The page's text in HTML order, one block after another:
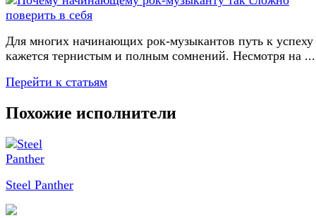
Для многих начинающих рок-музыкантов путь к успеху
кажется тернистым и полным сомнений. Несмотря на ...
Перейти к статьям
Похожие исполнители
Steel Panther